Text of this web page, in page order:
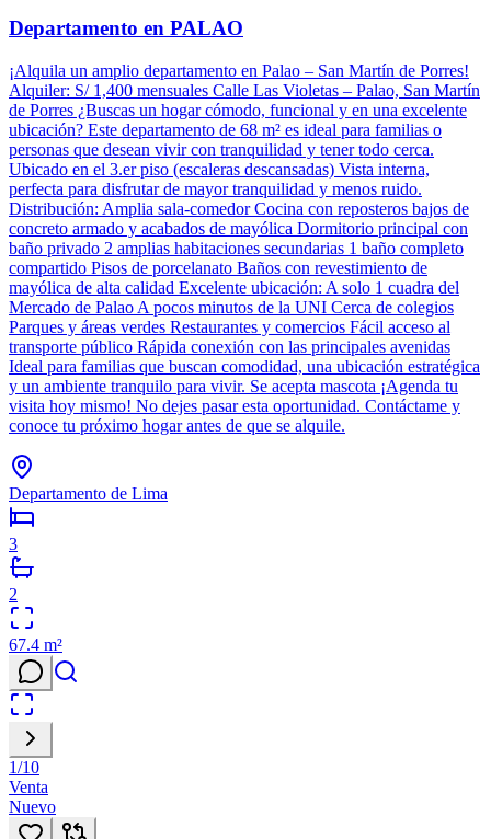
Departamento en PALAO
¡Alquila un amplio departamento en Palao – San Martín de Porres!
Alquiler: S/ 1,400 mensuales Calle Las Violetas – Palao, San Martín
de Porres ¿Buscas un hogar cómodo, funcional y en una excelente
ubicación? Este departamento de 68 m² es ideal para familias o
personas que desean vivir con tranquilidad y tener todo cerca.
Ubicado en el 3.er piso (escaleras descansadas) Vista interna,
perfecta para disfrutar de mayor tranquilidad y menos ruido.
Distribución: Amplia sala-comedor Cocina con reposteros bajos de
concreto armado y acabados de mayólica Dormitorio principal con
baño privado 2 amplias habitaciones secundarias 1 baño completo
compartido Pisos de porcelanato Baños con revestimiento de
mayólica de alta calidad Excelente ubicación: A solo 1 cuadra del
Mercado de Palao A pocos minutos de la UNI Cerca de colegios
Parques y áreas verdes Restaurantes y comercios Fácil acceso al
transporte público Rápida conexión con las principales avenidas
Ideal para familias que buscan comodidad, una ubicación estratégica
y un ambiente tranquilo para vivir. Se acepta mascota ¡Agenda tu
visita hoy mismo! No dejes pasar esta oportunidad. Contáctame y
conoce tu próximo hogar antes de que se alquile.
Departamento de Lima
3
2
67.4 m²
1/10
Venta
Nuevo